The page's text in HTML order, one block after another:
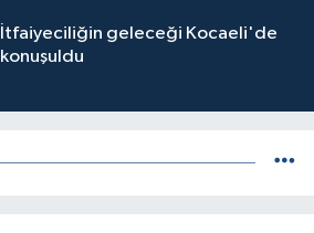
İtfaiyeciliğin geleceği Kocaeli'de
konuşuldu